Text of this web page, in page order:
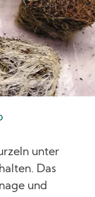
unter
Das
und